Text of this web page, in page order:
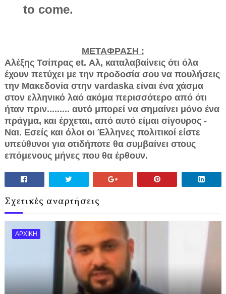
to come.
ΜΕΤΑΦΡΑΣΗ :
Αλέξης Τσίπρας et. Αλ, καταλαβαίνεις ότι όλα
έχουν πετύχει με την προδοσία σου να πουλήσεις
την Μακεδονία στην vardaska είναι ένα χάσμα
στον ελληνικό λαό ακόμα περισσότερο από ότι
ήταν πριν......... αυτό μπορεί να σημαίνει μόνο ένα
πράγμα, και έρχεται, από αυτό είμαι σίγουρος -
Ναι. Εσείς και όλοι οι Έλληνες πολιτικοί είστε
υπεύθυνοι για οτιδήποτε θα συμβαίνει στους
επόμενους μήνες που θα έρθουν.
Σχετικές αναρτήσεις
ΑΡΧΙΚΗ